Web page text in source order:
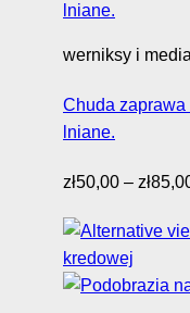
werniksy i media
Chuda
lniane.
zł50,00 – zł